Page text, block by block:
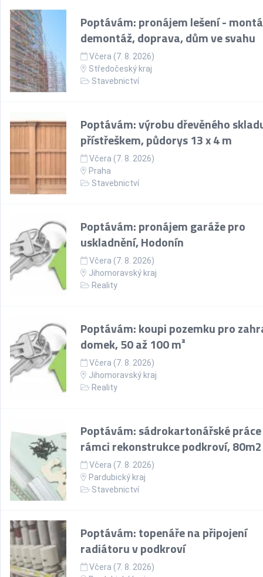
Poptávám: pronájem lešení -
demontáž, doprava, dům ve svahu
Včera (7. 8. 2026)
Středočeský kraj
Stavebnictví
Poptávám: výrobu dřevěného
přístřeškem, půdorys 13 x 4 m
Včera (7. 8. 2026)
Praha
Stavebnictví
Poptávám: pronájem garáže pro
uskladnění, Hodonín
Včera (7. 8. 2026)
Jihomoravský kraj
Reality
Poptávám: koupi pozemku pro
domek, 50 až 100 m²
Včera (7. 8. 2026)
Jihomoravský kraj
Reality
Poptávám: sádrokartonářské
rámci rekonstrukce podkroví, 80m2
Včera (7. 8. 2026)
Pardubický kraj
Stavebnictví
Poptávám: topenáře na připojení
radiátoru v podkroví
Včera (7. 8. 2026)